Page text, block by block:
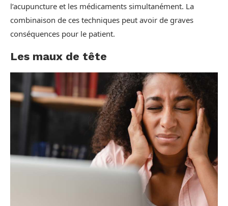
l’acupuncture et les médicaments simultanément. La
combinaison de ces techniques peut avoir de graves
conséquences pour le patient.
Les maux de tête